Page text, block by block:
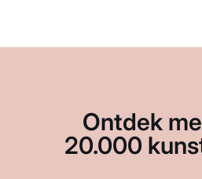
Ontdek
20.000